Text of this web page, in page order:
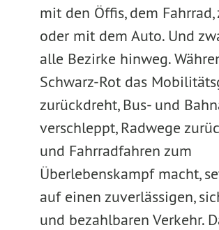
mit den Öffis, dem Fahrrad,
oder mit dem Auto. Und
alle Bezirke hinweg.
Schwarz-Rot das
zurückdreht, Bus- und
verschleppt, Radwege
und Fahrradfahren zum
Überlebenskampf macht,
auf einen zuverlässigen,
und bezahlbaren Verkehr.